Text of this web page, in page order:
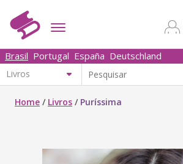
Brasil Portugal España Deutschland
Home / Livros / Puríssima